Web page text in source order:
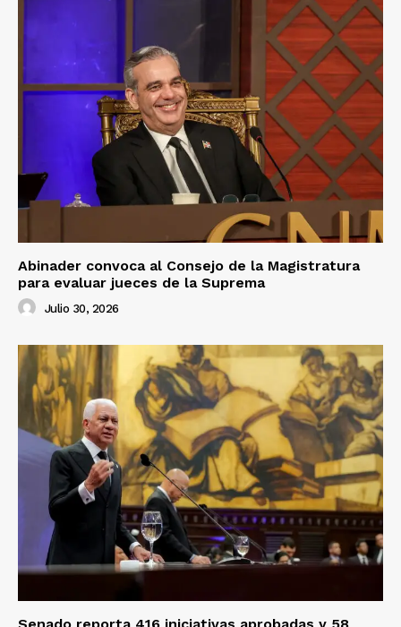
Abinader convoca al Consejo de la Magistratura
para evaluar jueces de la Suprema
Julio 30, 2026
Senado reporta 416 iniciativas aprobadas y 58